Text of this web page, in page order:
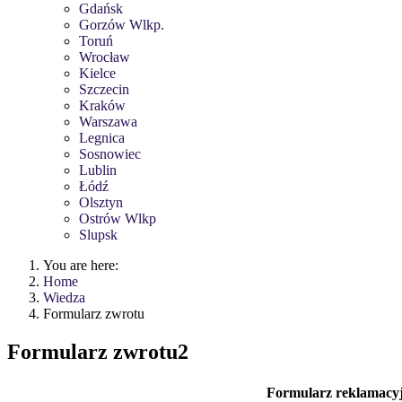
Gdańsk
Gorzów Wlkp.
Toruń
Wrocław
Kielce
Szczecin
Kraków
Warszawa
Legnica
Sosnowiec
Lublin
Łódź
Olsztyn
Ostrów Wlkp
Slupsk
You are here:
Home
Wiedza
Formularz zwrotu
Formularz zwrotu2
Formularz